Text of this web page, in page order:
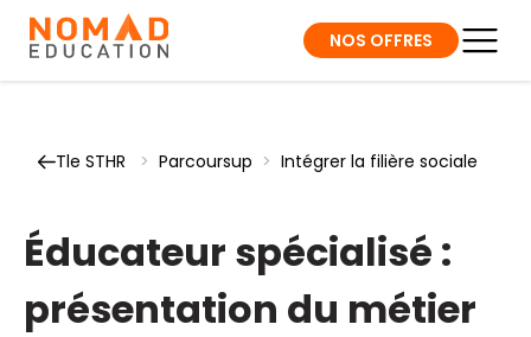
NOS OFFRES
Tle STHR > Parcoursup > Intégrer la filière sociale
Éducateur spécialisé :
présentation du métier